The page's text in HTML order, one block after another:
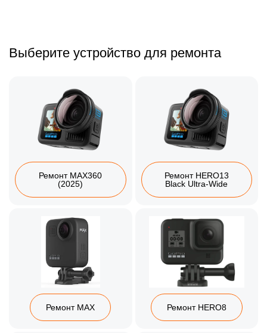
Выберите устройство для ремонта
Ремонт MAX360
(2025)
Ремонт HERO13
Black Ultra‑Wide
Ремонт MAX Ремонт HERO8